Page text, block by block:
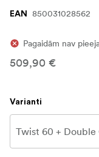
EAN 850031028562
Pagaidām nav
509,90 €
Varianti